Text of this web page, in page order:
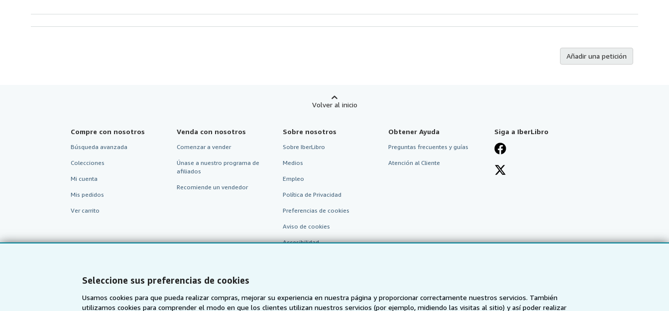
Seleccione sus preferencias de cookies
Usamos cookies para que pueda realizar compras, mejorar su experiencia en nuestra página y proporcionar correctamente nuestros servicios. También
utilizamos cookies para comprender el modo en que los clientes utilizan nuestros servicios (por ejemplo, midiendo las visitas al sitio) y así poder realizar
Añadir una petición
Volver al inicio
Compre con nosotros
Búsqueda avanzada
Colecciones
Mi cuenta
Mis pedidos
Ver carrito
Venda con nosotros
Comenzar a vender
Únase a nuestro programa de
afiliados
Recomiende un vendedor
Sobre nosotros
Sobre IberLibro
Medios
Empleo
Política de Privacidad
Preferencias de cookies
Aviso de cookies
Accesibilidad
Obtener Ayuda
Preguntas frecuentes y guías
Atención al Cliente
Siga a IberLibro